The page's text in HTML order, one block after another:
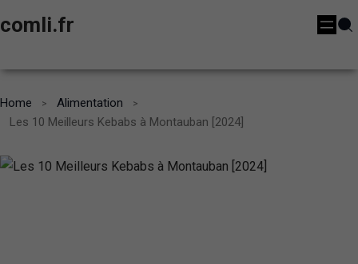
comli.fr
Home
Alimentation
Les 10 Meilleurs Kebabs à Montauban [2024]